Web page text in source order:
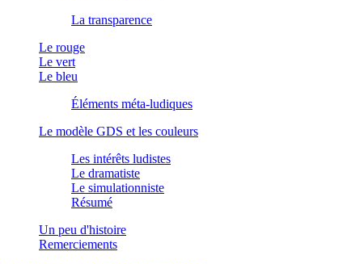
La transparence
Le rouge
Le vert
Le bleu
Éléments méta-ludiques
Le modèle GDS et les couleurs
Les intérêts ludistes
Le dramatiste
Le simulationniste
Résumé
Un peu d'histoire
Remerciements